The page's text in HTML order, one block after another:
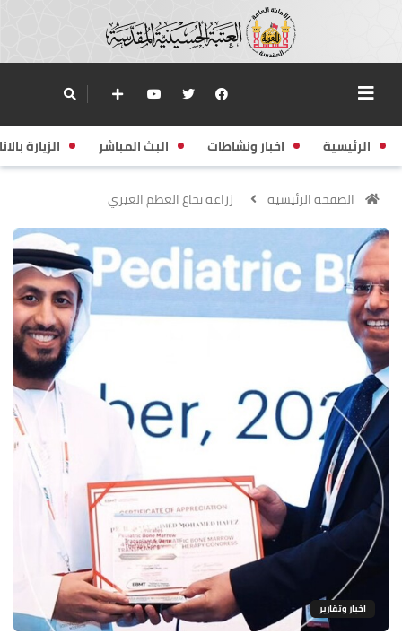
الرئيسية اخبار ونشاطات البث المباشر الزيارة
الصفحة الرئيسية زراعة نخاع العظم الغيري
اخبار وتقارير